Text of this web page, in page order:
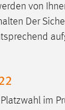
von
Der
im